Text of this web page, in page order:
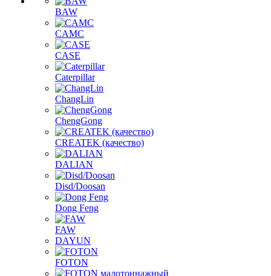
BAW
CAMC
CASE
Caterpillar
ChangLin
ChengGong
CREATEK (качество)
DALIAN
Disd/Doosan
Dong Feng
FAW
DAYUN
FOTON